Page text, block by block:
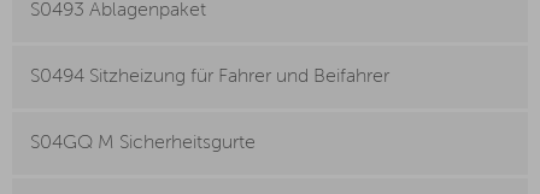
S0493 Ablagenpaket
S0494 Sitzheizung für Fahrer und Beifahrer
S04GQ M Sicherheitsgurte